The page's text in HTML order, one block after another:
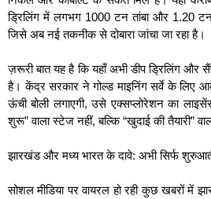
ड्रिलिंग में लगभग 1000 टन तांबा और 1.20 टन
जिसे अब नई तकनीक से दोबारा जांचा जा रहा है।
ज़रूरी बात यह है कि यहाँ अभी डीप ड्रिलिंग और
है। केंद्र सरकार ने गोल्ड माइनिंग सर्वे के लिए
ऊंची बोली लगाएगी, उसे एक्सप्लोरेशन का
शुरू” वाला स्टेज नहीं, बल्कि “खुदाई की तैयारी”
झारखंड और मध्य भारत के दावे: अभी सिर्फ
सोशल मीडिया पर वायरल हो रही कुछ खबरों में